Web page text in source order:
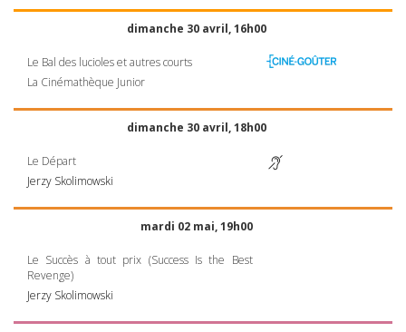
dimanche 30 avril, 16h00
Le Bal des lucioles et autres courts
La Cinémathèque Junior
dimanche 30 avril, 18h00
Le Départ
Jerzy Skolimowski
mardi 02 mai, 19h00
Le Succès à tout prix (Success Is the Best
Revenge)
Jerzy Skolimowski